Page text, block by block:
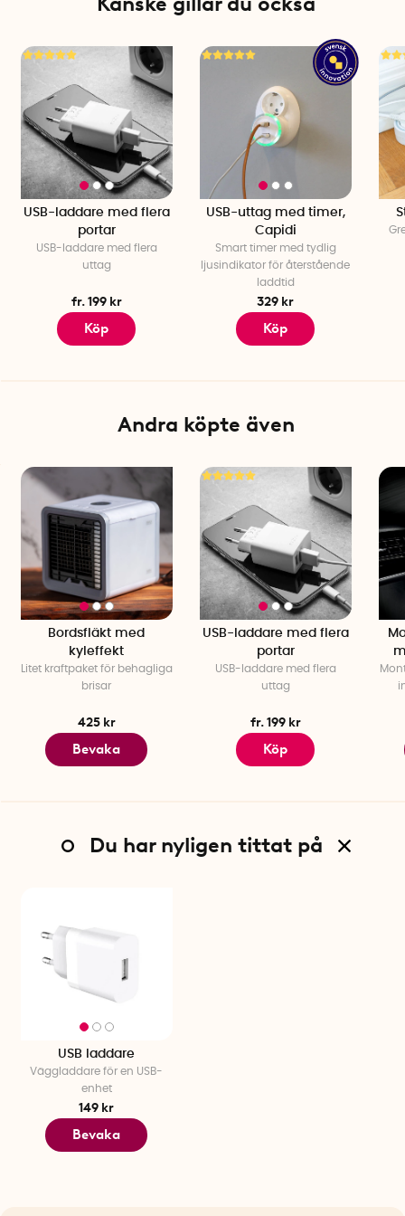
USB-laddare med flera
portar
USB-laddare med flera
uttag
fr. 199 kr
Köp
USB-uttag med timer,
Capidi
Smart timer med tydlig
ljusindikator för återstående
laddtid
329 kr
Köp
Andra köpte även
Bordsfläkt med
kyleffekt
Litet kraftpaket för behagliga
brisar
425 kr
Bevaka
USB-laddare med flera
portar
USB-laddare med flera
uttag
fr. 199 kr
Köp
Du har nyligen tittat på
USB laddare
Väggladdare för en USB-
enhet
149 kr
Bevaka